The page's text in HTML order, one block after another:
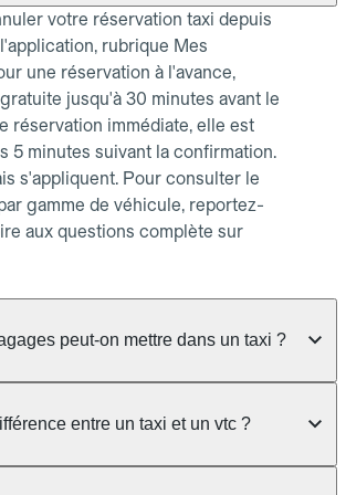
votre réservation taxi depuis
rubrique Mes
une réservation à l'avance,
jusqu'à 30 minutes avant le
réservation immédiate, elle est
5 minutes suivant la confirmation.
s'appliquent. Pour consulter le
gamme de véhicule, reportez-
aux questions complète sur
peut-on mettre dans un taxi ?
en général jusqu'à 3 bagages
le dans le champ "Message
entre un taxi et un vtc ?